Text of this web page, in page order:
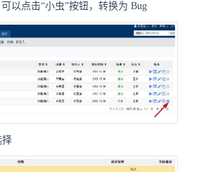
以点击“小虫”按钮，转换为 Bug
择